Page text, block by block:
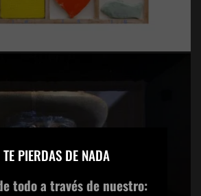
TE PIERDAS DE NADA
todoa través de nuestro: